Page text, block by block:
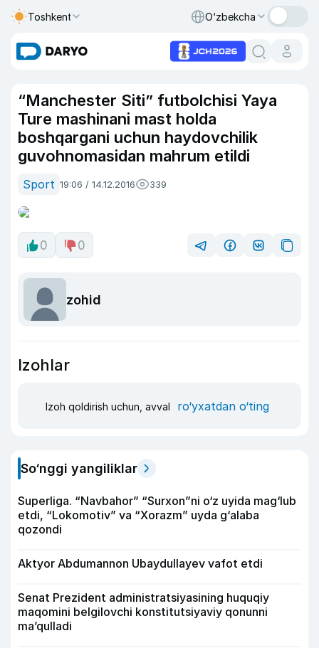
Toshkent O‘zbekcha
“Manchester Siti” futbolchisi Yaya
Ture mashinani mast holda
boshqargani uchun haydovchilik
guvohnomasidan mahrum etildi
Sport 19:06 / 14.12.2016 339
0 0
zohid
Izohlar
Izoh qoldirish uchun, avval ro‘yxatdan o‘ting
So‘nggi yangiliklar
Superliga. “Navbahor” “Surxon”ni o‘z uyida mag‘lub
etdi, “Lokomotiv” va “Xorazm” uyda g‘alaba
qozondi
Aktyor Abdu­mannon Ubaydullayev vafot etdi
Senat Prezident administratsiyasining huquqiy
maqomini belgilovchi konstitutsiyaviy qonunni
ma’qulladi